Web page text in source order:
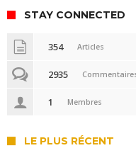
STAY CONNECTED
354 Articles
2935
1 Membres
LE PLUS RÉCENT